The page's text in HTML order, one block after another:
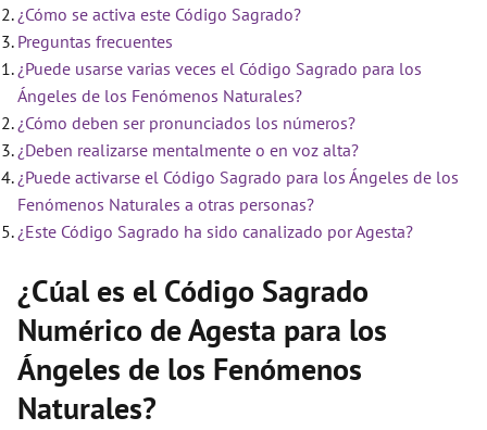
V
i
d
e
o
¿Cómo se activa este Código Sagrado?
Preguntas frecuentes
¿Puede usarse varias veces el Código Sagrado para los
Ángeles de los Fenómenos Naturales?
¿Cómo deben ser pronunciados los números?
¿Deben realizarse mentalmente o en voz alta?
¿Puede activarse el Código Sagrado para los Ángeles de los
Fenómenos Naturales a otras personas?
¿Este Código Sagrado ha sido canalizado por Agesta?
¿Cúal es el Código Sagrado
Numérico de Agesta para los
Ángeles de los Fenómenos
Naturales?